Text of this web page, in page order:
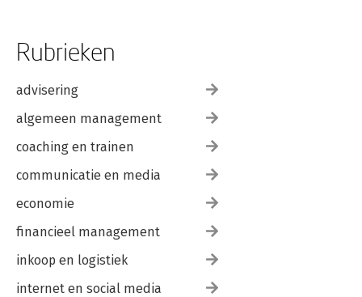
Rubrieken
advisering
algemeen management
coaching en trainen
communicatie en media
economie
financieel management
inkoop en logistiek
internet en social media